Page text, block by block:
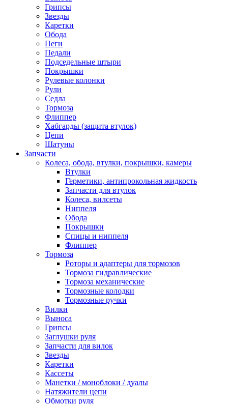
Грипсы
Звезды
Каретки
Обода
Пеги
Педали
Подседельные штыри
Покрышки
Рулевые колонки
Рули
Седла
Тормоза
Флиппер
Хабгарды (защита втулок)
Цепи
Шатуны
Запчасти
Колеса, обода, втулки, покрышки, камеры
Втулки
Герметики, антипрокольная жидкость
Запчасти для втулок
Колеса, вилсеты
Ниппеля
Обода
Покрышки
Спицы и ниппеля
Флиппер
Тормоза
Роторы и адаптеры для тормозов
Тормоза гидравлические
Тормоза механические
Тормозные колодки
Тормозные ручки
Вилки
Выноса
Грипсы
Заглушки руля
Запчасти для вилок
Звезды
Каретки
Кассеты
Манетки / моноблоки / дуалы
Натяжители цепи
Обмотки руля